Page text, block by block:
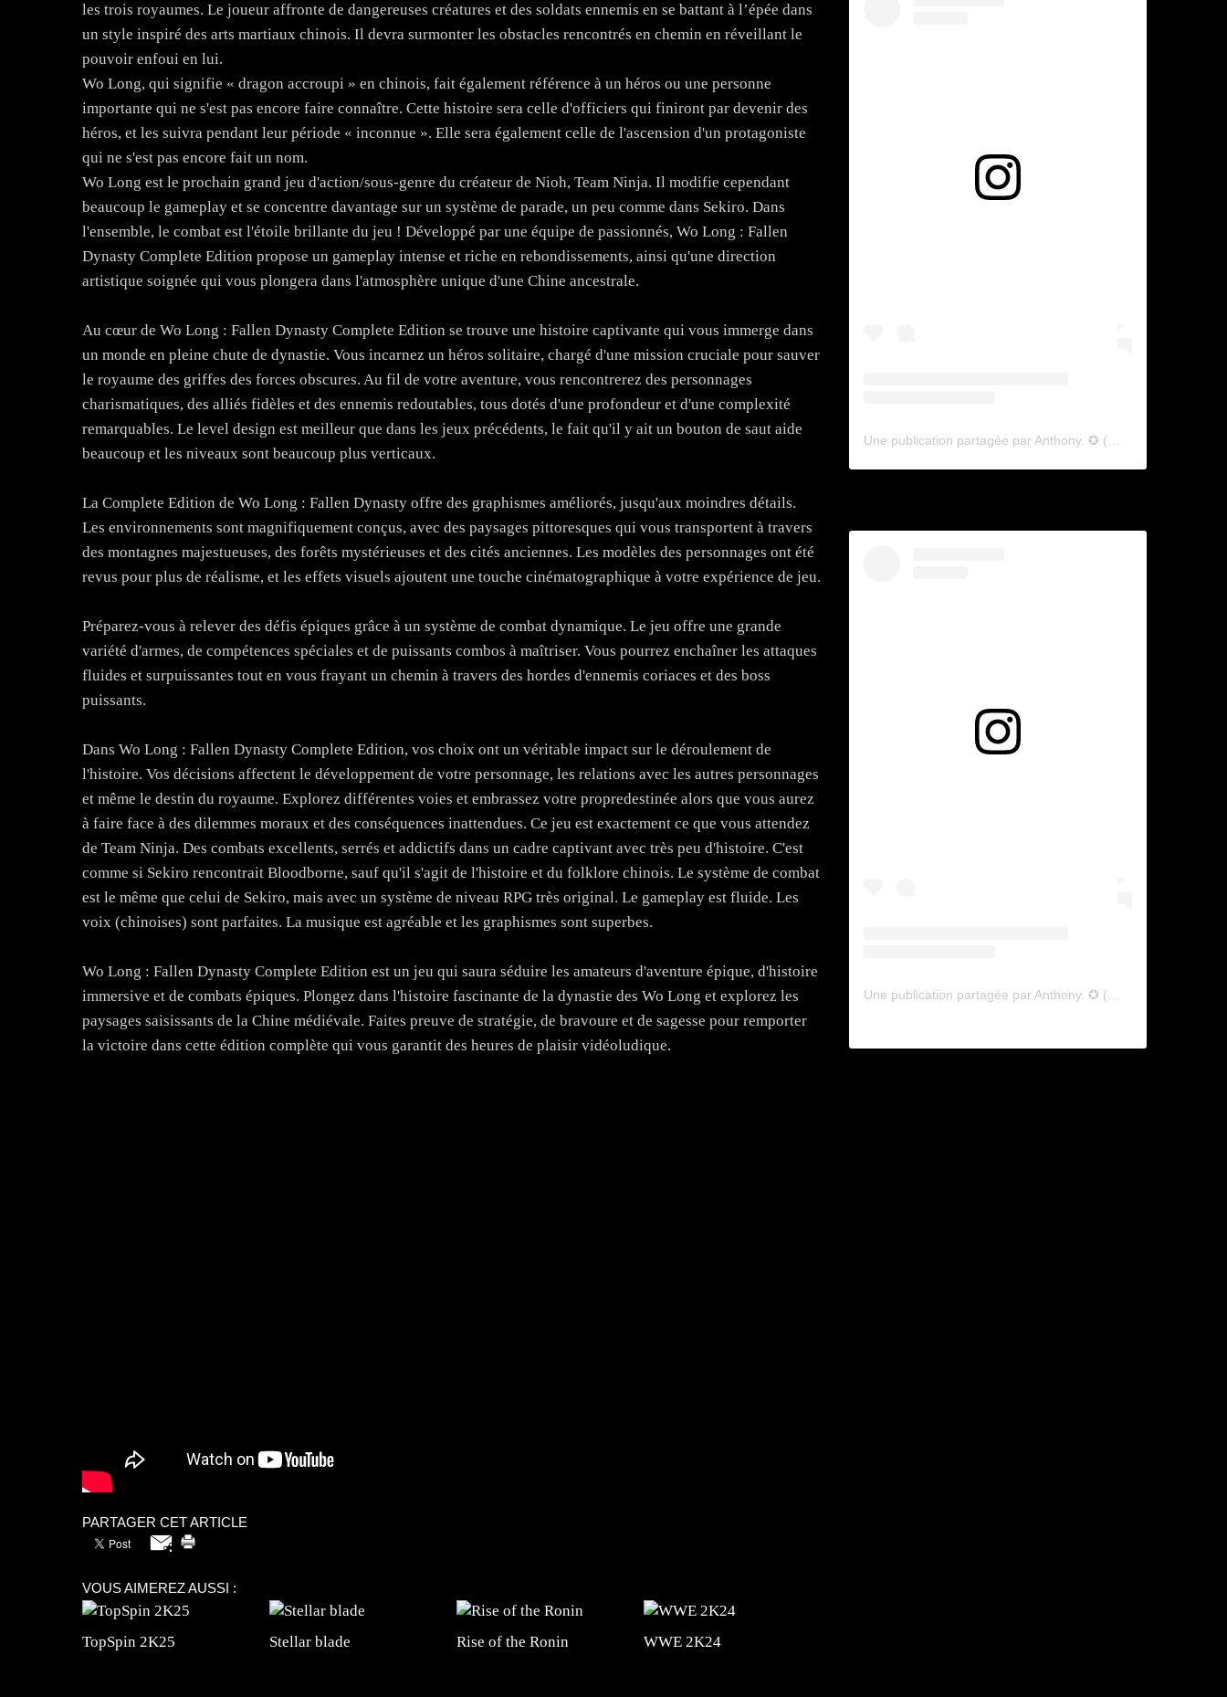
les trois royaumes. Le joueur affronte de dangereuses créatures et des soldats ennemis en se battant à l’épée dans
un style inspiré des arts martiaux chinois. Il devra surmonter les obstacles rencontrés en chemin en réveillant le
pouvoir enfoui en lui.
Wo Long, qui signifie « dragon accroupi » en chinois, fait également référence à un héros ou une personne
importante qui ne s'est pas encore faire connaître. Cette histoire sera celle d'officiers qui finiront par devenir des
héros, et les suivra pendant leur période « inconnue ». Elle sera également celle de l'ascension d'un protagoniste
qui ne s'est pas encore fait un nom.
Wo Long est le prochain grand jeu d'action/sous-genre du créateur de Nioh, Team Ninja. Il modifie cependant
beaucoup le gameplay et se concentre davantage sur un système de parade, un peu comme dans Sekiro. Dans
l'ensemble, le combat est l'étoile brillante du jeu ! Développé par une équipe de passionnés, Wo Long : Fallen
Dynasty Complete Edition propose un gameplay intense et riche en rebondissements, ainsi qu'une direction
artistique soignée qui vous plongera dans l'atmosphère unique d'une Chine ancestrale.
Au cœur de Wo Long : Fallen Dynasty Complete Edition se trouve une histoire captivante qui vous immerge dans
un monde en pleine chute de dynastie. Vous incarnez un héros solitaire, chargé d'une mission cruciale pour sauver
le royaume des griffes des forces obscures. Au fil de votre aventure, vous rencontrerez des personnages
charismatiques, des alliés fidèles et des ennemis redoutables, tous dotés d'une profondeur et d'une complexité
remarquables. Le level design est meilleur que dans les jeux précédents, le fait qu'il y ait un bouton de saut aide
beaucoup et les niveaux sont beaucoup plus verticaux.
La Complete Edition de Wo Long : Fallen Dynasty offre des graphismes améliorés, jusqu'aux moindres détails.
Les environnements sont magnifiquement conçus, avec des paysages pittoresques qui vous transportent à travers
des montagnes majestueuses, des forêts mystérieuses et des cités anciennes. Les modèles des personnages ont été
revus pour plus de réalisme, et les effets visuels ajoutent une touche cinématographique à votre expérience de jeu.
Préparez-vous à relever des défis épiques grâce à un système de combat dynamique. Le jeu offre une grande
variété d'armes, de compétences spéciales et de puissants combos à maîtriser. Vous pourrez enchaîner les attaques
fluides et surpuissantes tout en vous frayant un chemin à travers des hordes d'ennemis coriaces et des boss
puissants.
Dans Wo Long : Fallen Dynasty Complete Edition, vos choix ont un véritable impact sur le déroulement de
l'histoire. Vos décisions affectent le développement de votre personnage, les relations avec les autres personnages
et même le destin du royaume. Explorez différentes voies et embrassez votre propredestinée alors que vous aurez
à faire face à des dilemmes moraux et des conséquences inattendues. Ce jeu est exactement ce que vous attendez
de Team Ninja. Des combats excellents, serrés et addictifs dans un cadre captivant avec très peu d'histoire. C'est
comme si Sekiro rencontrait Bloodborne, sauf qu'il s'agit de l'histoire et du folklore chinois. Le système de combat
est le même que celui de Sekiro, mais avec un système de niveau RPG très original. Le gameplay est fluide. Les
voix (chinoises) sont parfaites. La musique est agréable et les graphismes sont superbes.
Wo Long : Fallen Dynasty Complete Edition est un jeu qui saura séduire les amateurs d'aventure épique, d'histoire
immersive et de combats épiques. Plongez dans l'histoire fascinante de la dynastie des Wo Long et explorez les
paysages saisissants de la Chine médiévale. Faites preuve de stratégie, de bravoure et de sagesse pour remporter
la victoire dans cette édition complète qui vous garantit des heures de plaisir vidéoludique.
PARTAGER CET ARTICLE
VOUS AIMEREZ AUSSI :
TopSpin 2K25 Stellar blade Rise of the Ronin WWE 2K24
Une publication partagée par Anthony. ✪ (@lyagamii)